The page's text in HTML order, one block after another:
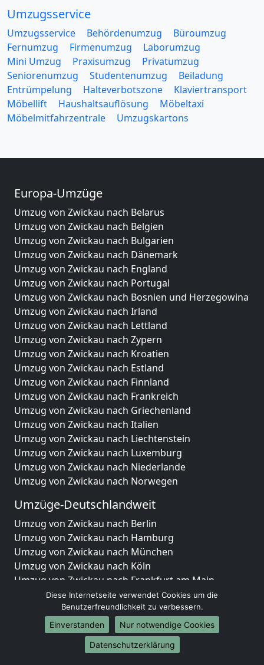
Umzugsservice
Umzugsservice Behördenumzug
Büroumzug
Fernumzug
Firmenumzug
Laborumzug
Mini Umzug
Praxisumzug
Privatumzug
Seniorenumzug
Studentenumzug
Beiladung
Entrümpelung
Halteverbotszone
Klaviertransport
Möbellift
Haushaltsauflösung
Möbeltaxi
Möbelmitfahrzentrale
Umzugskartons
Europa-Umzüge
Umzug von Zwickau nach Belarus
Umzug von Zwickau nach Belgien
Umzug von Zwickau nach Bulgarien
Umzug von Zwickau nach Dänemark
Umzug von Zwickau nach England
Umzug von Zwickau nach Portugal
Umzug von Zwickau nach Bosnien und Herzegowina
Umzug von Zwickau nach Irland
Umzug von Zwickau nach Lettland
Umzug von Zwickau nach Zypern
Umzug von Zwickau nach Kroatien
Umzug von Zwickau nach Estland
Umzug von Zwickau nach Finnland
Umzug von Zwickau nach Frankreich
Umzug von Zwickau nach Griechenland
Umzug von Zwickau nach Italien
Umzug von Zwickau nach Liechtenstein
Umzug von Zwickau nach Luxemburg
Umzug von Zwickau nach Niederlande
Umzug von Zwickau nach Norwegen
Umzüge-Deutschlandweit
Umzug von Zwickau nach Berlin
Umzug von Zwickau nach Hamburg
Umzug von Zwickau nach München
Umzug von Zwickau nach Köln
Umzug von Zwickau nach Frankfurt am Main
Umzug von Zwickau nach Stuttgart
Umzug von Zwickau nach Düsseldorf
Umzug von Zwickau nach Leipzig
Umzug von Zwickau nach Dortmund
Umzug von Zwickau nach Essen
Diese Internetseite verwendet Cookies um die
Benutzerfreundlichkeit zu verbessern.
Einverstanden
Nur notwendige Cookies
Datenschutzerklärung